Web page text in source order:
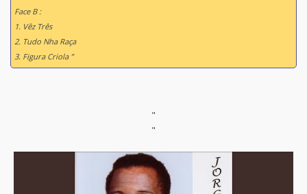
Face B :
1. Vêz Três
2. Tudo Nha Raça
3. Figura Criola ”
"
"